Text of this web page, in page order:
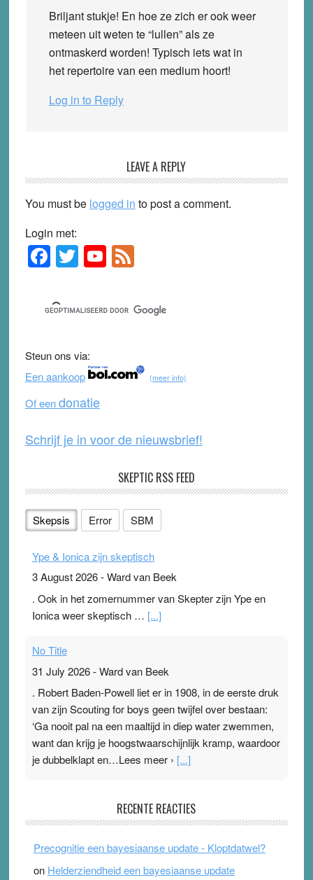
Briljant stukje! En hoe ze zich er ook weer
meteen uit weten te “lullen” als ze
ontmaskerd worden! Typisch iets wat in
het repertoire van een medium hoort!
Log in to Reply
LEAVE A REPLY
You must be logged in to post a comment.
Login met:
Primary
Sidebar
F
a
c
e
b
o
o
k
T
wi
tt
er
Y
o
u
T
b
e
F
e
d
Steun ons via:
Een aankoop
(meer info)
Of eendonatie
Schrijf je in voor de nieuwsbrief!
SKEPTIC RSS FEED
Skepsis Error SBM
Ype & Ionica zijn skeptisch
3 August 2026-Ward van Beek
. Ook in het zomernummer van Skepter zijn Ype en
Ionica weer skeptisch … [...]
No Title
31 July 2026-Ward van Beek
. Robert Baden-Powell liet er in 1908, in de eerste druk
van zijn Scouting for boys geen twijfel over bestaan:
‘Ga nooit pal na een maaltijd in diep water zwemmen,
want dan krijg je hoogstwaarschijnlijk kramp, waardoor
je dubbelklapt en…Lees meer › [...]
Ward van Beek
topsporters. Ze hopen ermee hun hartslag te verlagen
terwijl ze meer zuurstof opnemen. Daarop heeft zo’n
RECENTE REACTIES
Precognitie een bayesiaanse update - Kloptdatwel?
on Helderziendheid een bayesiaanse update